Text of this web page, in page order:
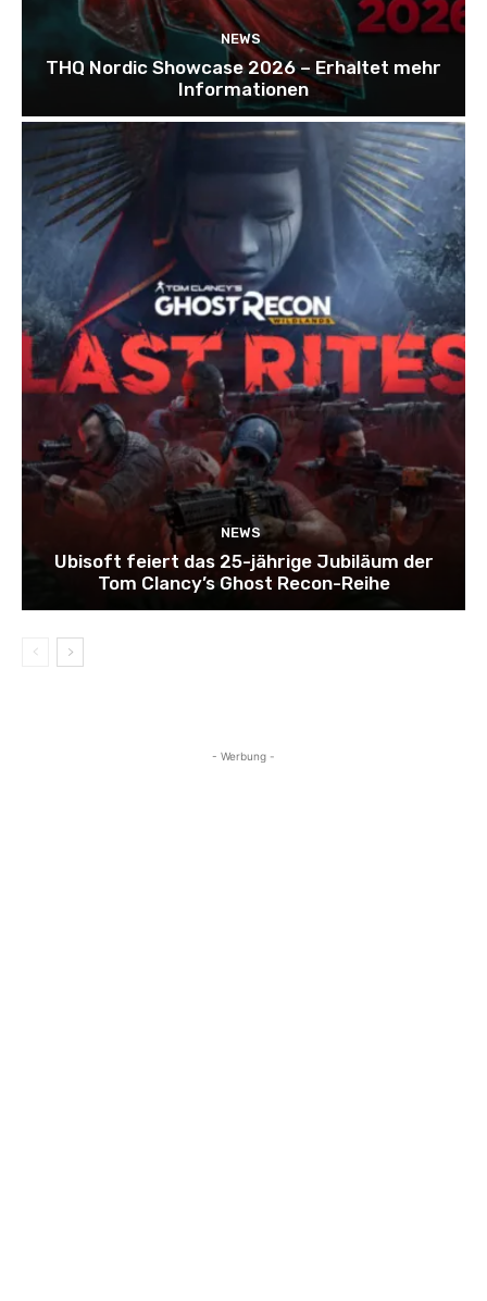
NEWS
THQ Nordic Showcase 2026 – Erhaltet mehr
Informationen
NEWS
Ubisoft feiert das 25-jährige Jubiläum der
Tom Clancy’s Ghost Recon-Reihe
- Werbung -